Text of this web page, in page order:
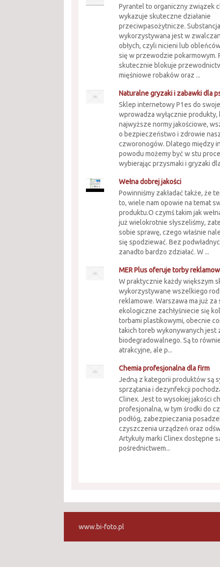
Pyrantel to organiczny związek
wykazuje skuteczne działanie
przeciwpasożytnicze.
wykorzystywana jest w
obłych, czyli nicieni lub
się w przewodzie pokarmowym.
skutecznie blokuje
mięśniowe robaków oraz ...
Naturalne gryzaki i zabawki dla
Sklep internetowy P1es do
wprowadza wyłącznie produkty,
najwyższe normy jakościowe,
o bezpieczeństwo i zdrowie
czworonogów. Dlatego między
powodu możemy być w stu
wybierając przysmaki i gryzaki
Wełna dobrej jakości
Powinniśmy zakładać także, że
to, wiele nam opowie na temat
produktu.O czymś takim jak
już wielokrotnie słyszeliśmy,
sobie sprawę, czego właśnie
się spodziewać. Bez
zanadto bardzo zdziałać. W ...
MER Plus oferuje torby
W praktycznie każdy większym
wykorzystywane wszelkiego
reklamowe. Warszawa ma już
ekologiczne zachłyśniecie się
torbami plastikowymi, obecnie
takich toreb wykonywanych jest
biodegradowalnego. Są to
atrakcyjne, ale p...
Chemia profesjonalna dla firm
Jedną z kategorii produktów są
sprzątania i dezynfekcji
Clinex. Jest to wysokiej jakości
profesjonalna, w tym środki do
podłóg, zabezpieczania
czyszczenia urządzeń oraz
Artykuły marki Clinex dostępne
pośrednictwem...
www.bi-foto.pl